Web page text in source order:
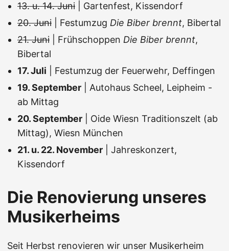
13. u. 14. Juni | Gartenfest, Kissendorf
20. Juni | Festumzug Die Biber brennt, Bibertal
21. Juni | Frühschoppen Die Biber brennt,
Bibertal
17. Juli | Festumzug der Feuerwehr, Deffingen
19. September | Autohaus Scheel, Leipheim -
ab Mittag
20. September | Oide Wiesn Traditionszelt (ab
Mittag), Wiesn München
21. u. 22. November | Jahreskonzert,
Kissendorf
Die Renovierung unseres
Musikerheims
Seit Herbst renovieren wir unser Musikerheim